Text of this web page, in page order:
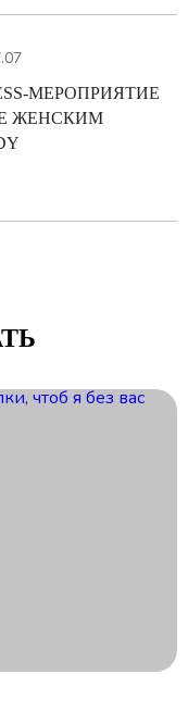
МЕРОПРИЯТИЕ
ЖЕНСКИМ